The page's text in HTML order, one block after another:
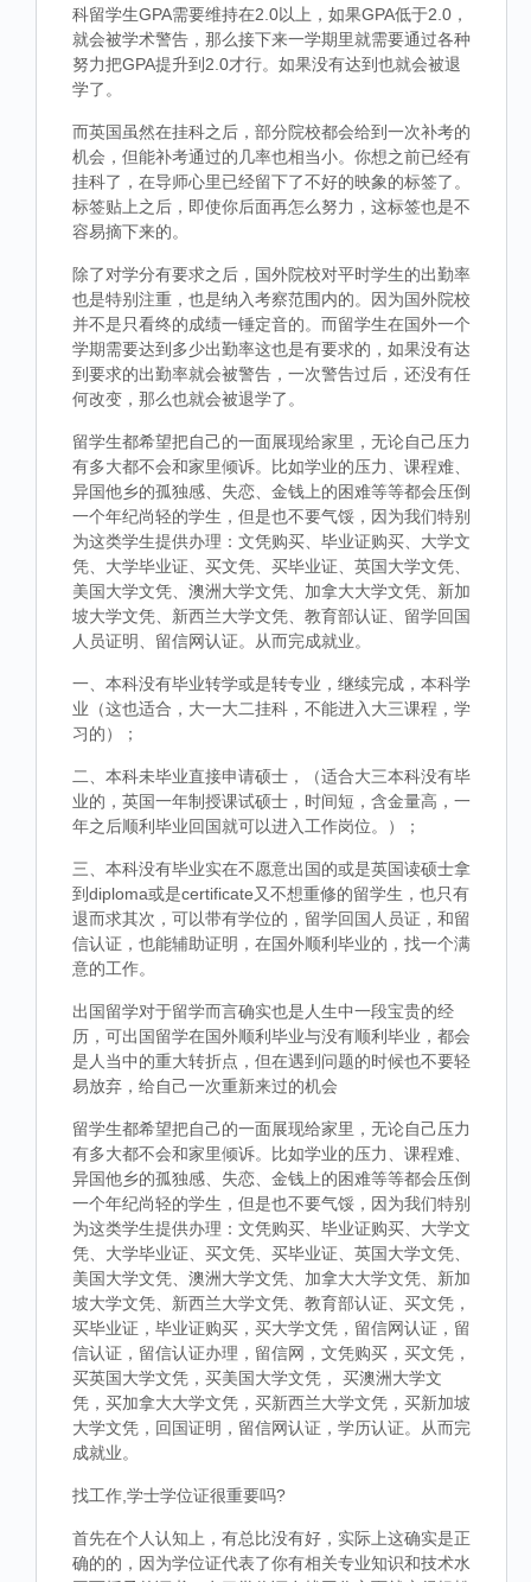
科留学生GPA需要维持在2.0以上，如果GPA低于2.0，
就会被学术警告，那么接下来一学期里就需要通过各种
努力把GPA提升到2.0才行。如果没有达到也就会被退
学了。
而英国虽然在挂科之后，部分院校都会给到一次补考的
机会，但能补考通过的几率也相当小。你想之前已经有
挂科了，在导师心里已经留下了不好的映象的标签了。
标签贴上之后，即使你后面再怎么努力，这标签也是不
容易摘下来的。
除了对学分有要求之后，国外院校对平时学生的出勤率
也是特别注重，也是纳入考察范围内的。因为国外院校
并不是只看终的成绩一锤定音的。而留学生在国外一个
学期需要达到多少出勤率这也是有要求的，如果没有达
到要求的出勤率就会被警告，一次警告过后，还没有任
何改变，那么也就会被退学了。
留学生都希望把自己的一面展现给家里，无论自己压力
有多大都不会和家里倾诉。比如学业的压力、课程难、
异国他乡的孤独感、失恋、金钱上的困难等等都会压倒
一个年纪尚轻的学生，但是也不要气馁，因为我们特别
为这类学生提供办理：文凭购买、毕业证购买、大学文
凭、大学毕业证、买文凭、买毕业证、英国大学文凭、
美国大学文凭、澳洲大学文凭、加拿大大学文凭、新加
坡大学文凭、新西兰大学文凭、教育部认证、留学回国
人员证明、留信网认证。从而完成就业。
一、本科没有毕业转学或是转专业，继续完成，本科学
业（这也适合，大一大二挂科，不能进入大三课程，学
习的）；
二、本科未毕业直接申请硕士，（适合大三本科没有毕
业的，英国一年制授课试硕士，时间短，含金量高，一
年之后顺利毕业回国就可以进入工作岗位。）；
三、本科没有毕业实在不愿意出国的或是英国读硕士拿
到diploma或是certificate又不想重修的留学生，也只有
退而求其次，可以带有学位的，留学回国人员证，和留
信认证，也能辅助证明，在国外顺利毕业的，找一个满
意的工作。
出国留学对于留学而言确实也是人生中一段宝贵的经
历，可出国留学在国外顺利毕业与没有顺利毕业，都会
是人当中的重大转折点，但在遇到问题的时候也不要轻
易放弃，给自己一次重新来过的机会
留学生都希望把自己的一面展现给家里，无论自己压力
有多大都不会和家里倾诉。比如学业的压力、课程难、
异国他乡的孤独感、失恋、金钱上的困难等等都会压倒
一个年纪尚轻的学生，但是也不要气馁，因为我们特别
为这类学生提供办理：文凭购买、毕业证购买、大学文
凭、大学毕业证、买文凭、买毕业证、英国大学文凭、
美国大学文凭、澳洲大学文凭、加拿大大学文凭、新加
坡大学文凭、新西兰大学文凭、教育部认证、买文凭，
买毕业证，毕业证购买，买大学文凭，留信网认证，留
信认证，留信认证办理，留信网，文凭购买，买文凭，
买英国大学文凭，买美国大学文凭， 买澳洲大学文
凭，买加拿大大学文凭，买新西兰大学文凭，买新加坡
大学文凭，回国证明，留信网认证，学历认证。从而完
成就业。
找工作,学士学位证很重要吗?
首先在个人认知上，有总比没有好，实际上这确实是正
确的的，因为学位证代表了你有相关专业知识和技术水